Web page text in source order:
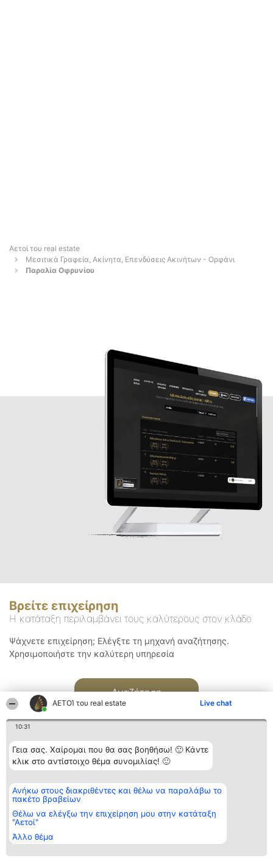
ΑΕΤΟΊ του real estate Live chat
10:31
Γεια σας. Χαίρομαι που θα σας βοηθήσω! 🙂 Κάντε
κλικ στο αντίστοιχο θέμα συνομιλίας! 🙂
Ανήκω στους διακριθέντες και θέλω να παραλάβω το
πακέτο βραβείων
Θέλω να ελέγξω την επιχείρηση μου στην κατάταξη
"Αετοί"
Άλλο θέμα
Αετοί του real estate
Μεσιτικά Γραφεία, Ακίνητα, Επενδύσεις Ακινήτων - Ορφάνι
Παραλία Οφρυνίου
Βρείτε επιχείρηση
Η κατάταξη περιλαμβάνει τους καλύτερους στον κλάδο
Ψάχνετε επιχείρηση; Ελέγξτε τη μηχανή αναζήτησης.
Χρησιμοποιήστε την καλύτερη υπηρεσία
Αναζήτηση
Διοργανωτής της
κατάταξης
BEAUTIFUL COMPANY
ΤΗΛ. ΕΠΙΚΟΙΝΩΝΙΑΣ:
2104128019
email:
aetoi@beautifulcompany.co
Κατάταξη
Διακριθέντες
των
διακριθέντων
προϋποθέσεις
Επικοινωνία
Επικοινωνία